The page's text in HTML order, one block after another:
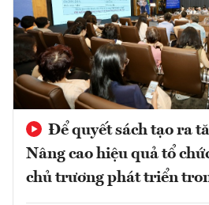
Để quyết sách tạo ra
Nâng cao hiệu quả tổ
chủ trương phát triển